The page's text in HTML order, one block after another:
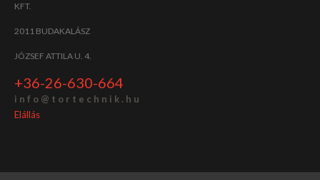
KFT.
2011 BUDAKALÁSZ
JÓZSEF ATTILA U. 4.
+36-26-630-664
i n f o @ t o r t e c h n i k . h u
Elállás